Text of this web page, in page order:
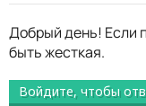
Добрый день! Если
быть жесткая.
Войдите, чтобы